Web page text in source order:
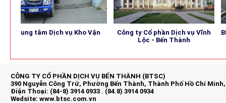
Trung tâm Dịch vụ Kho Vận
Công ty Cổ phần Dịch vụ Vĩnh
Lộc - Bến Thành
CÔNG TY CỔ PHẦN DỊCH VỤ BẾN THÀNH (BTSC)
390 Nguyễn Công Trứ, Phường Bến Thành, Thành Phố Hồ Chí
Điện Thoại: (84-8) 3914 0933 . (84.8) 3914 0934
Wedsite: www.btsc.com.vn